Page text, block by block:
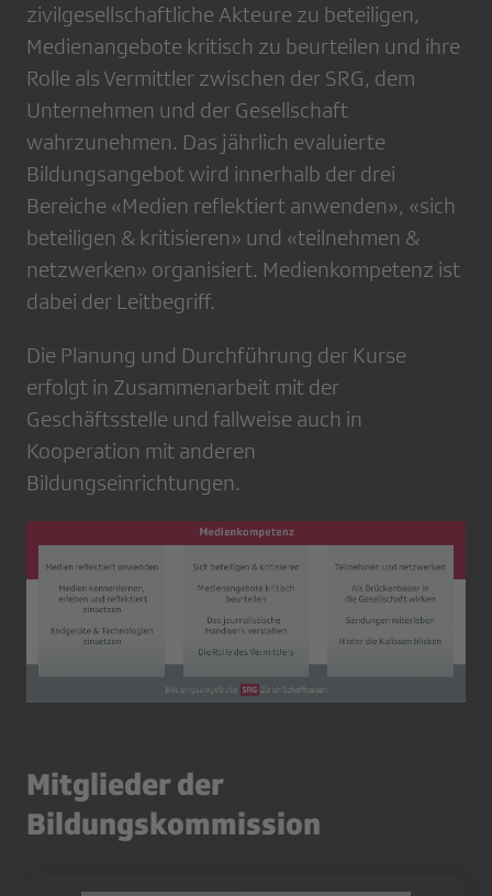
zivilgesellschaftliche Akteure zu beteiligen,
Medienangebote kritisch zu beurteilen und ihre
Rolle als Vermittler zwischen der SRG, dem
Unternehmen und der Gesellschaft
wahrzunehmen. Das jährlich evaluierte
Bildungsangebot wird innerhalb der drei
Bereiche «Medien reflektiert anwenden», «sich
beteiligen & kritisieren» und «teilnehmen &
netzwerken» organisiert. Medienkompetenz ist
dabei der Leitbegriff.
Die Planung und Durchführung der Kurse
erfolgt in Zusammenarbeit mit der
Geschäftsstelle und fallweise auch in
Kooperation mit anderen
Bildungseinrichtungen.
Mitglieder der
Bildungskommission